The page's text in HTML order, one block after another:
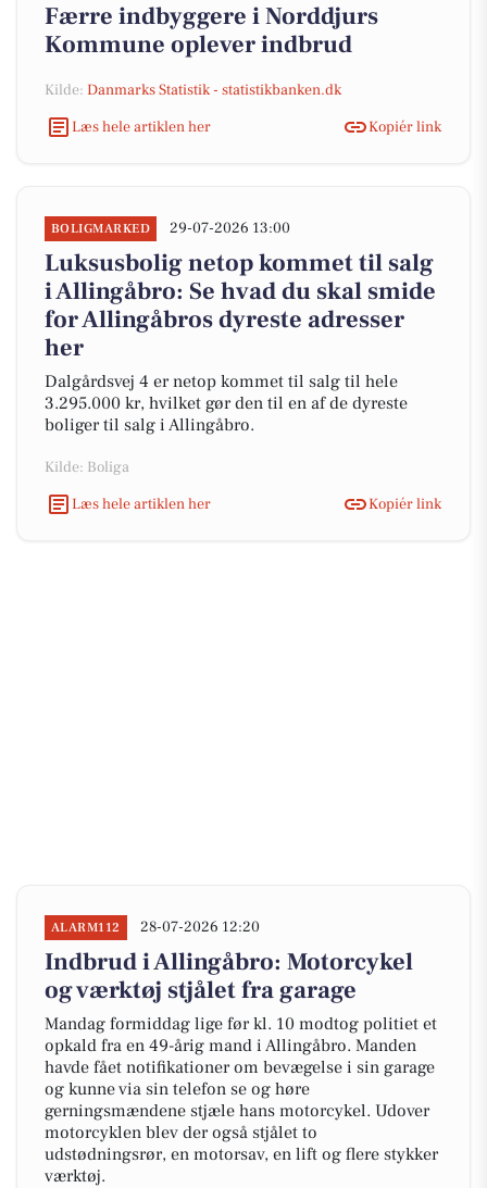
Færre indbyggere i Norddjurs
Kommune oplever indbrud
Kilde: Danmarks Statistik - statistikbanken.dk
Læs hele artiklen her
Kopiér link
BOLIGMARKED 29-07-2026 13:00
Luksusbolig netop kommet til salg
i Allingåbro: Se hvad du skal smide
for Allingåbros dyreste adresser
her
Dalgårdsvej 4 er netop kommet til salg til hele
3.295.000 kr, hvilket gør den til en af de dyreste
boliger til salg i Allingåbro.
Kilde: Boliga
Læs hele artiklen her
Kopiér link
ALARM112 28-07-2026 12:20
Indbrud i Allingåbro: Motorcykel
og værktøj stjålet fra garage
Mandag formiddag lige før kl. 10 modtog politiet et
opkald fra en 49-årig mand i Allingåbro. Manden
havde fået notifikationer om bevægelse i sin garage
og kunne via sin telefon se og høre
gerningsmændene stjæle hans motorcykel. Udover
motorcyklen blev der også stjålet to
udstødningsrør, en motorsav, en lift og flere stykker
værktøj.